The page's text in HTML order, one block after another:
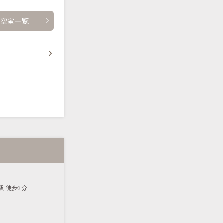
室一覧
徒歩3分